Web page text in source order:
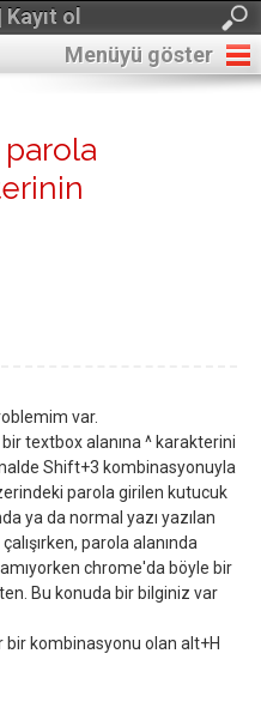
ol
Menüyü göster
var.
textbox alanına ^ karakterini
Shift+3 kombinasyonuyla
parola girilen kutucuk
ya da normal yazı yazılan
parola alanında
chrome'da böyle bir
Bu konuda bir bilginiz var
bir kombinasyonu olan alt+H